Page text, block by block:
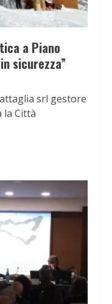
a Piano
sicurezza”
srl gestore
la Città